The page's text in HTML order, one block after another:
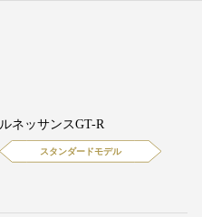
ルネッサンスGT-R
スタンダードモデル